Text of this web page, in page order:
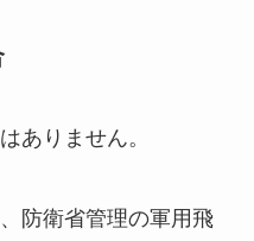
ありません。
防衛省管理の軍用飛